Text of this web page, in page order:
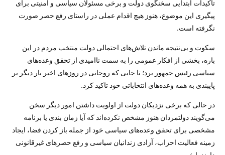
تاکیدات ابتدایی سخنگوی دولت و برخی مسئولان سیاسی و امنیتی برای
پیگیری این موضوع، هنوز هیچ اقدام عملی در راستای رفع حصر صورت
نگرفته است.
سکوت و بی‌نتیجه ماندن تلاش‌های احتمالی دولت منتخب مردم در این
باره، بخشی از افکار عمومی را به سمت ناامیدی از تحقق وعده‌های
سیاسی رئیس جمهور برد؛ تا جایی که روحانی در روزهای اخیر بار دیگر بر
پایبندی به همه وعده‌های انتخاباتی خود تاکید کرد.
در حالی که برخی نزدیکان دولت از اولویت داشتن امور دیگر سخن
می‌گویند دولتمردان هنوز مشخص نکرده‌اند که آیا زمان بندی یا برنامه
مشخصی برای تحقق وعده‌های سیاسی خود از جمله باز کردن فضا، ایجاد
زمینه فعالیت احزاب، آزادی زندانیان سیاسی و رفع حصرهای غیرقانونی